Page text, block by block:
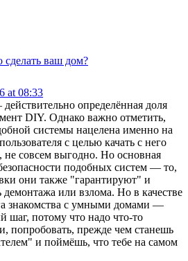
ваш дом?
at 08:33
определённая доля
DIY. Однако важно отметить,
системы нацелена именно на
с целью качать с него
не совсем выгодно. Но основная
подобных систем — то,
они также "гарантируют" и
демонтажа или взлома. Но в качестве
знакомства с умными домами —
шаг, потому что надо что-то
попробовать, прежде чем станешь
и поймёшь, что тебе на самом